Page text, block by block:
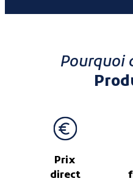
Pourquoi
Prix
direct